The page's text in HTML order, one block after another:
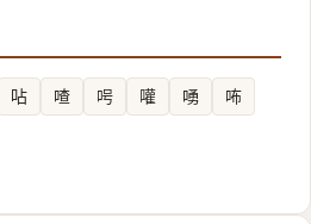
呫 喳 呺 嚾 㗈
咘